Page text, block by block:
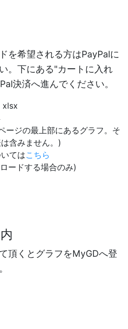
を希望される方はPayPalに
。下にある"カートに入れ
決済へ進んでください。
xlsx
ージの最上部にあるグラフ。そ
含みません。)
てはこちら
ードする場合のみ)
頂くとグラフをMyGDへ登